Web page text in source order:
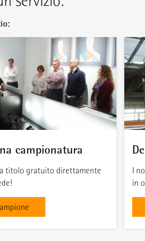
campionatura
a titolo gratuito direttamente
I
in